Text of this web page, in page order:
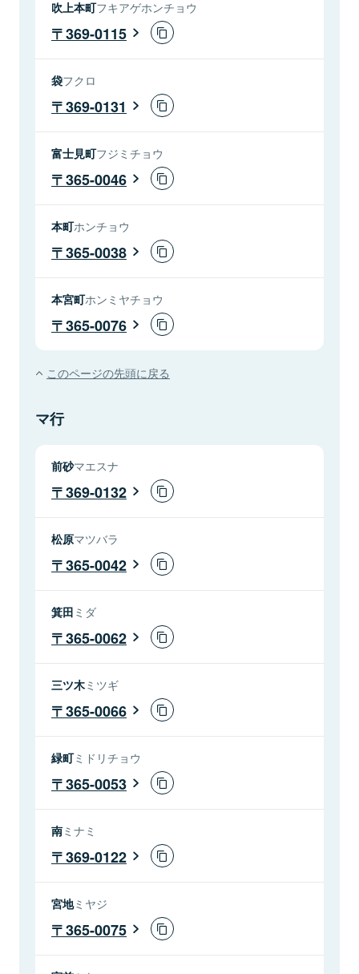
吹上本町フキアゲホンチョウ
369-0115
袋フクロ
369-0131
富士見町フジミチョウ
365-0046
本町ホンチョウ
365-0038
本宮町ホンミヤチョウ
365-0076
このページの先頭に戻る
マ行
前砂マエスナ
369-0132
松原マツバラ
365-0042
箕田 ミダ
365-0062
三ツ木ミツギ
365-0066
緑町ミドリチョウ
365-0053
南ミナミ
369-0122
宮地ミヤジ
365-0075